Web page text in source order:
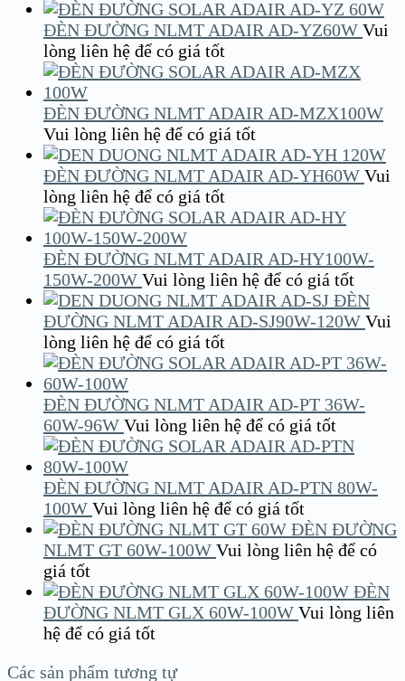
ĐÈN ĐƯỜNG NLMT ADAIR AD-YZ60W Vui
lòng liên hệ để có giá tốt
ĐÈN ĐƯỜNG NLMT ADAIR AD-MZX100W
Vui lòng liên hệ để có giá tốt
ĐÈN ĐƯỜNG NLMT ADAIR AD-YH60W Vui
lòng liên hệ để có giá tốt
ĐÈN ĐƯỜNG NLMT ADAIR AD-HY100W-
150W-200W Vui lòng liên hệ để có giá tốt
ĐÈN
ĐƯỜNG NLMT ADAIR AD-SJ90W-120W Vui
lòng liên hệ để có giá tốt
ĐÈN ĐƯỜNG NLMT ADAIR AD-PT 36W-
60W-96W Vui lòng liên hệ để có giá tốt
ĐÈN ĐƯỜNG NLMT ADAIR AD-PTN 80W-
100W Vui lòng liên hệ để có giá tốt
ĐÈN ĐƯỜNG
NLMT GT 60W-100W Vui lòng liên hệ để có
giá tốt
ĐÈN
ĐƯỜNG NLMT GLX 60W-100W Vui lòng liên
hệ để có giá tốt
Các sản phẩm tương tự